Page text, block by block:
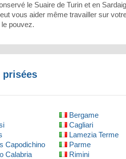
le Suaire de Turin et en
vous aider même travailler sur
pouvez.
prisées
Bergame
Cagliari
Lamezia Terme
Capodichino Parme
Calabria Rimini